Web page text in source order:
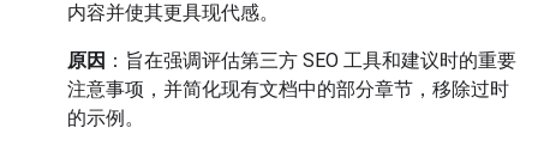
内容并使其更具现代感。
原因 ：旨在强调评估第三方 SEO 工具和建议时的重要
注意事项，并简化现有文档中的部分章节，移除过时
的示例。